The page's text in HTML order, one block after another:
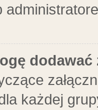
dodawać
każdej